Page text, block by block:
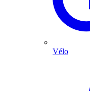
Vélo